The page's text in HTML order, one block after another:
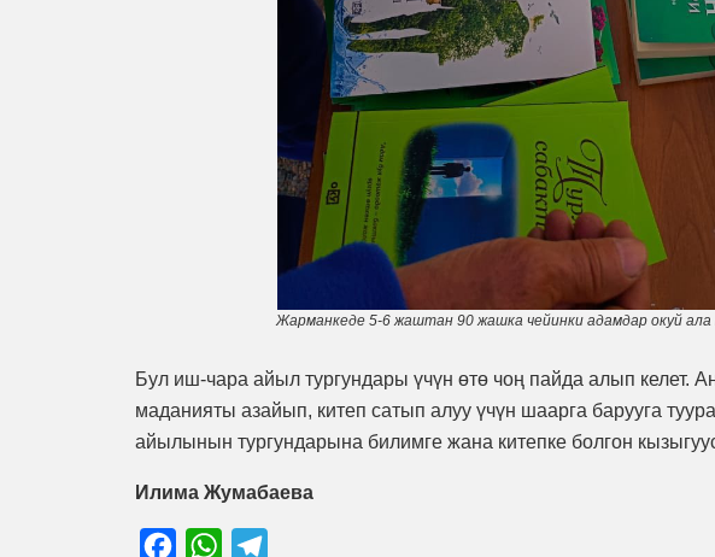
Жарманкеде 5-6 жаштан 90 жашка чейинки адамдар окуй
Бул иш-чара айыл тургундары үчүн өтө чоң пайда алып келет.
маданияты азайып, китеп сатып алуу үчүн шаарга барууга
айылынын тургундарына билимге жана китепке болгон
Илима Жумабаева
FacebookWhatsApp